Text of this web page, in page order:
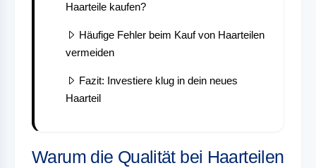
Haarteile kaufen?
Häufige Fehler beim Kauf von Haarteilen
vermeiden
Fazit: Investiere klug in dein neues
Haarteil
Warum die Qualität bei Haarteilen